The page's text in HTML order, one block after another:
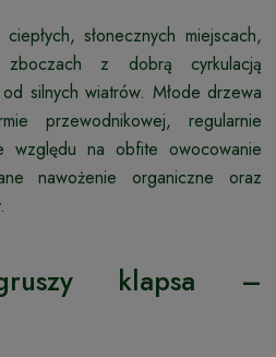
słonecznych miejscach,
z dobrą cyrkulacją
silnych wiatrów. Młode drzewa
przewodnikowej, regularnie
względu na obfite owocowanie
nawożenie organiczne oraz
klapsa –